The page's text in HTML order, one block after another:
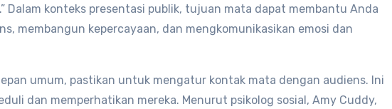
Dalam konteks presentasi publik, tujuan mata dapat membantu Anda
membangun kepercayaan, dan mengkomunikasikan emosi dan
umum, pastikan untuk mengatur kontak mata dengan audiens. Ini
dan memperhatikan mereka. Menurut psikolog sosial, Amy Cuddy,